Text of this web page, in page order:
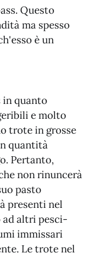
Questo
ma spesso
è un
in quanto
e molto
trote in grosse
quantità
Pertanto,
non rinuncerà
pasto
presenti nel
ad altri pesci-
immissari
Le trote nel